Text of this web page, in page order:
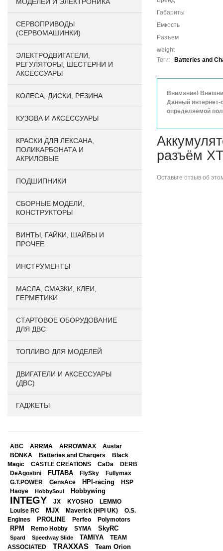
СЕРВОПРИВОДЫ
(СЕРВОМАШИНКИ)
ЭЛЕКТРОДВИГАТЕЛИ,
РЕГУЛЯТОРЫ, ШЕСТЕРНИ И
АКСЕССУАРЫ
КОЛЕСА, ДИСКИ, РЕЗИНА
КУЗОВА И АКСЕССУАРЫ
КРАСКИ ДЛЯ ЛЕКСАНА,
ПОЛИКАРБОНАТА И
АКРИЛОВЫЕ
ПОДШИПНИКИ
CБОРНЫЕ МОДЕЛИ,
КОНСТРУКТОРЫ
ВИНТЫ, ГАЙКИ, ШАЙБЫ И
ПРОЧЕЕ
ИНСТРУМЕНТЫ
МАСЛА, СМАЗКИ, КЛЕИ,
ГЕРМЕТИКИ
СТАРТОВОЕ ОБОРУДОВАНИЕ
ДЛЯ ДВС
ТОПЛИВО ДЛЯ МОДЕЛЕЙ
ДВИГАТЕЛИ И АКСЕССУАРЫ
(ДВС)
ГАДЖЕТЫ
ABC ARRMA ARROWMAX Austar
BONKA Batteries and Chargers
Black
Magic
CASTLE CREATIONS CaDa DERB
DeAgostini FUTABA FlySky Fullymax
G.T.POWER GensAce HPI-racing
HSP
Haoye
HobbySoul Hobbywing
INTEGY JX KYOSHO
LEMMO
Louise RC
MJX Maverick (HPI UK)
O.S.
Engines
PROLINE Perfeo Polymotors
RPM Remo Hobby SYMA SkyRC
Spard Speedway Slide TAMIYA
TEAM
ASSOCIATED
TRAXXAS
Team Orion
Габариты
Емкость
Разъем
weight
Теги:
Batteries and
Внимание!
Данный интернет-
определяемой
разъём
Оставьте отзыв об